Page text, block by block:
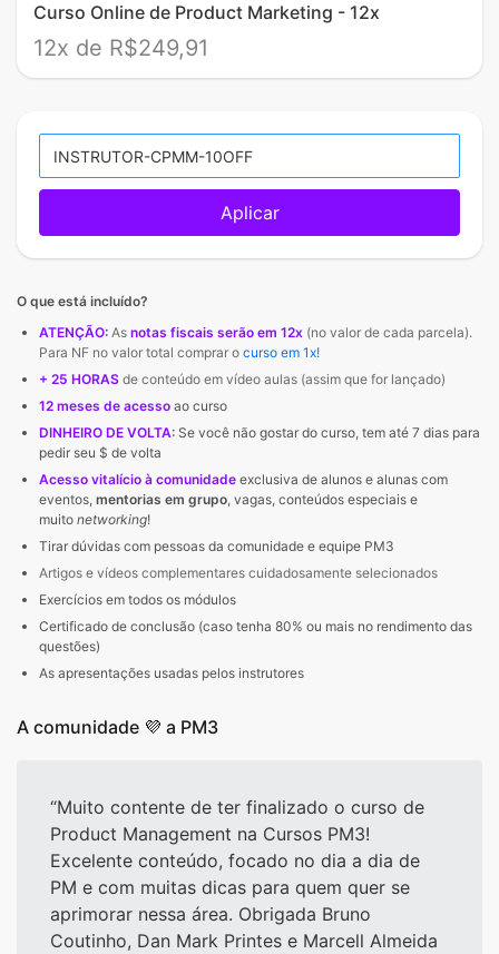
Curso Online de Product Marketing - 12x
12x de R$249,91
Aplicar
O que está incluído?
ATENÇÃO: As notas fiscais serão em 12x (no valor de cada parcela).
Para NF no valor total comprar o curso em 1x!
+ 25 HORAS de conteúdo em vídeo aulas (assim que for lançado)
12 meses de acesso ao curso
DINHEIRO DE VOLTA: Se você não gostar do curso, tem até 7 dias para
pedir seu $ de volta
Acesso vitalício à comunidade exclusiva de alunos e alunas com
eventos, mentorias em grupo, vagas, conteúdos especiais e
muito networking!
Tirar dúvidas com pessoas da comunidade e equipe PM3
Artigos e vídeos complementares cuidadosamente selecionados
Exercícios em todos os módulos
Certificado de conclusão (caso tenha 80% ou mais no rendimento das
questões)
As apresentações usadas pelos instrutores
A comunidade 💜 a PM3
Muito contente de ter finalizado o curso de
Product Management na Cursos PM3!
Excelente conteúdo, focado no dia a dia de
PM e com muitas dicas para quem quer se
aprimorar nessa área. Obrigada Bruno
Coutinho, Dan Mark Printes e Marcell Almeida